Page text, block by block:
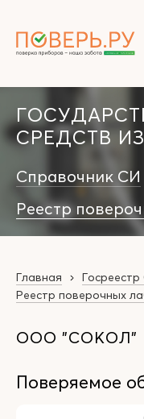
СРЕДСТВ
Справочник СИ
Реестр
Главная
Реестр поверочных
ООО "СОКОЛ"
Поверяемое